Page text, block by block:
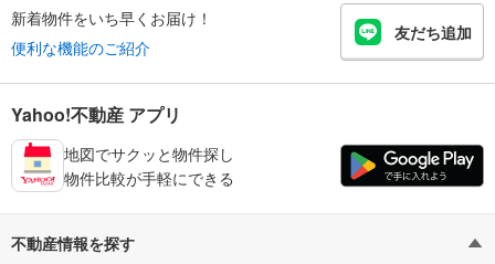
新着物件をいち早くお届け！
便利な機能のご紹介
友だち追加
Yahoo!不動産 アプリ
地図でサクッと物件探し
物件比較が手軽にできる
不動産情報を探す